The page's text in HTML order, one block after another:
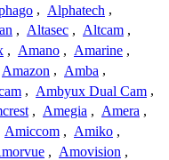
, Alphatech ,
, Altasec , Altcam ,
, Amano , Amarine ,
Amazon , Amba ,
, Ambyux Dual Cam ,
, Amegia , Amera ,
Amiccom , Amiko ,
, Amovision ,